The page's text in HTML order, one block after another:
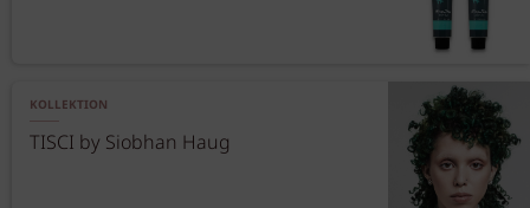
KOLLEKTION
TISCI by Siobhan Haug